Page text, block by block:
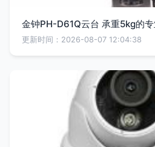
金钟PH-D61Q云台 承重5kg的
更新时间：2026-08-07 12:04:38